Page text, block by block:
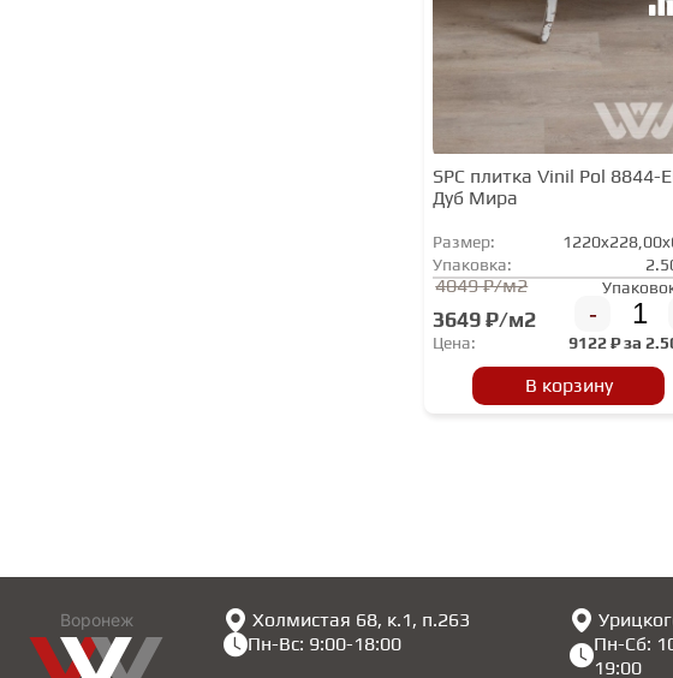
SPC плитка Vinil Pol 8844-
Дуб Мира
Размер:
Упаковка:
4049 ₽/м2
3649 ₽/м2 -
Цена: 9122₽ за
В корзину
Воронеж
Холмистая 68, к.1, п.263
Пн-Вс: 9:00-18:00
Пн-Сб:
19:00